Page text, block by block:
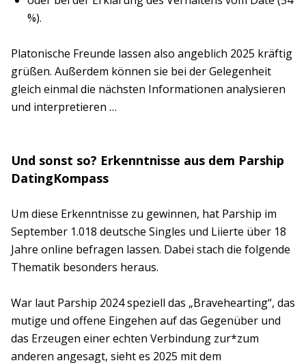
%).
Platonische Freunde lassen also angeblich 2025 kräftig
grüßen. Außerdem können sie bei der Gelegenheit
gleich einmal die nächsten Informationen analysieren
und interpretieren …
Und sonst so? Erkenntnisse aus dem Parship
DatingKompass
Um diese Erkenntnisse zu gewinnen, hat Parship im
September 1.018 deutsche Singles und Liierte über 18
Jahre online befragen lassen. Dabei stach die folgende
Thematik besonders heraus.
War laut Parship 2024 speziell das „Bravehearting“, das
mutige und offene Eingehen auf das Gegenüber und
das Erzeugen einer echten Verbindung zur*zum
anderen angesagt, sieht es 2025 mit dem